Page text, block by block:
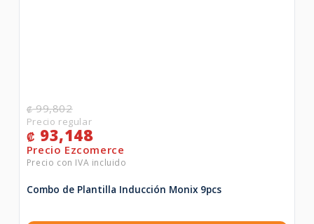
₡99,802
₡ 93,148
Combo de Plantilla Inducción Monix 9pcs